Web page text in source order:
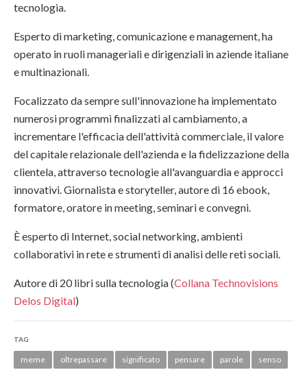
tecnologia.
Esperto di marketing, comunicazione e management, ha
operato in ruoli manageriali e dirigenziali in aziende italiane
e multinazionali.
Focalizzato da sempre sull'innovazione ha implementato
numerosi programmi finalizzati al cambiamento, a
incrementare l'efficacia dell'attività commerciale, il valore
del capitale relazionale dell'azienda e la fidelizzazione della
clientela, attraverso tecnologie all'avanguardia e approcci
innovativi. Giornalista e storyteller, autore di 16 ebook,
formatore, oratore in meeting, seminari e convegni.
È esperto di Internet, social networking, ambienti
collaborativi in rete e strumenti di analisi delle reti sociali.
Autore di 20 libri sulla tecnologia (Collana Technovisions
Delos Digital)
TAG
meme oltrepassare significato pensare parole
senso